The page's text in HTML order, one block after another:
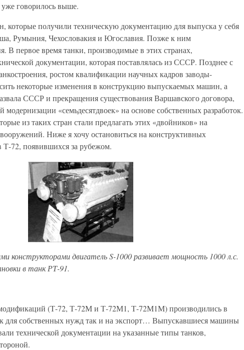
уже говорилось выше.
которые получили техническую документацию для выпуска у себя
Румыния, Чехословакия и Югославия. Позже к ним
В первое время танки, производимые в этих странах,
документации, которая поставлялась из СССР. Позднее с
ростом квалификации научных кадров заводы-
некоторые изменения в конструкцию выпускаемых машин, а
СССР и прекращения существования Варшавского договора,
модернизации «семьдесятдвоек» на основе собственных разработок.
из таких стран стали предлагать этих «двойников» на
Ниже я хочу остановиться на конструктивных
Т-72, появившихся за рубежом.
конструкторами двигатель S-1000 развивает мощность 1000 л.с.
в танк РТ-91.
(Т-72, Т-72М и Т-72М1, Т-72М1М) производились в
для собственных нужд так и на экспорт… Выпускавшиеся машины
технической документации на указанные типы танков,